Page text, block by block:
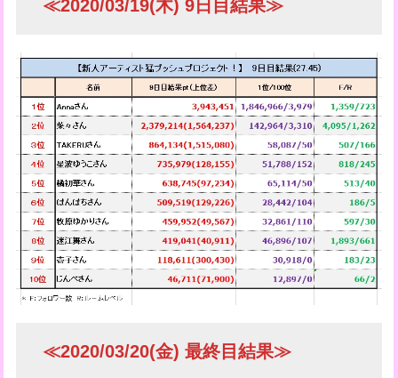
≪2020/03/19(木) 9日目結果≫
≪2020/03/20(金) 最終目結果≫